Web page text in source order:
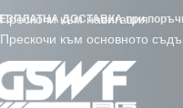
Прескочи към навигация
Прескочи към основното
ДОСТАВКА при